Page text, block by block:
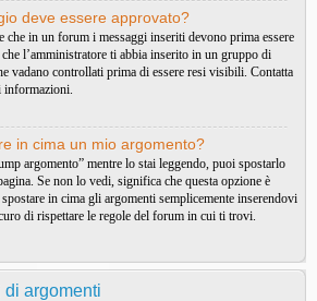
deve essere approvato?
che in un forum i messaggi inseriti devono prima essere
l’amministratore ti abbia inserito in un gruppo di
vadano controllati prima di essere resi visibili. Contatta
informazioni.
in cima un mio argomento?
argomento” mentre lo stai leggendo, puoi spostarlo
Se non lo vedi, significa che questa opzione è
in cima gli argomenti semplicemente inserendovi
di rispettare le regole del forum in cui ti trovi.
di argomenti